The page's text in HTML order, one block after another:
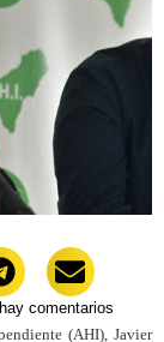
comentarios
(AHI), Javier